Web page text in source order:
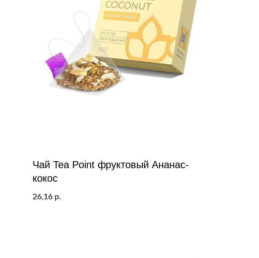
Чай Tea Point фруктовый Ананас-
кокос
26,16 р.